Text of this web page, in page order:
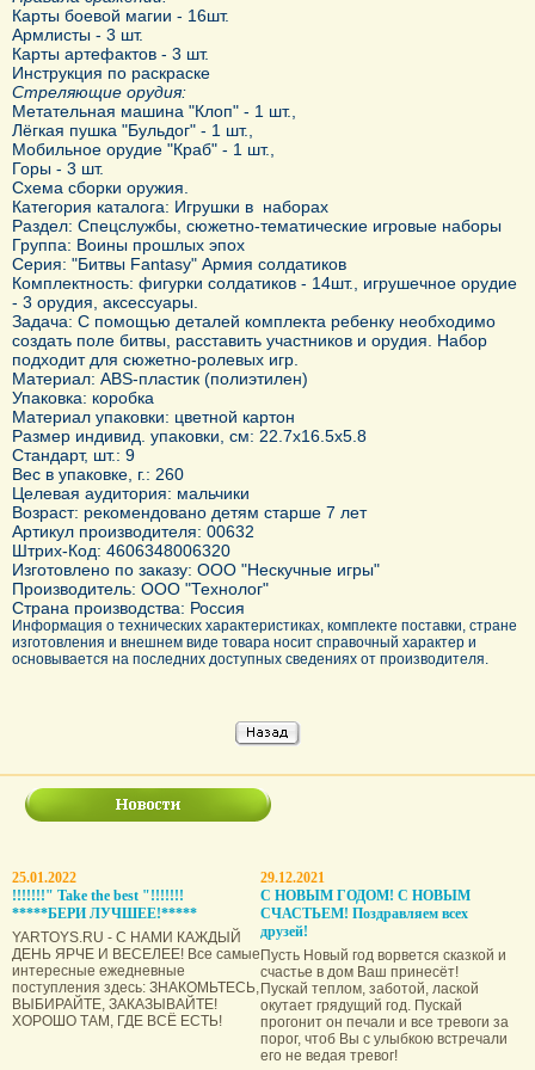
Карты боевой магии - 16шт.
Армлисты - 3 шт.
Карты артефактов - 3 шт.
Инструкция по раскраске
Стреляющие орудия:
Метательная машина "Клоп" - 1 шт.,
Лёгкая пушка "Бульдог" - 1 шт.,
Мобильное орудие "Краб" - 1 шт.,
Горы - 3 шт.
Схема сборки оружия.
Категория каталога: Игрушки в наборах
Раздел: Спецслужбы, сюжетно-тематические игровые наборы
Группа: Воины прошлых эпох
Серия: "Битвы Fantasy" Армия солдатиков
Комплектность: фигурки солдатиков - 14шт., игрушечное орудие
- 3 орудия, аксессуары.
Задача: С помощью деталей комплекта ребенку необходимо
создать поле битвы, расставить участников и орудия. Набор
подходит для сюжетно-ролевых игр.
Материал: ABS-пластик (полиэтилен)
Упаковка: коробка
Материал упаковки: цветной картон
Размер индивид. упаковки, см: 22.7x16.5x5.8
Стандарт, шт.: 9
Вес в упаковке, г.: 260
Целевая аудитория: мальчики
Возраст: рекомендовано детям старше 7 лет
Артикул производителя: 00632
Штрих-Код: 4606348006320
Изготовлено по заказу: ООО "Нескучные игры"
Производитель: ООО "Технолог"
Страна производства: Россия
Информация о технических характеристиках, комплекте поставки, стране
изготовления и внешнем виде товара носит справочный характер и
основывается на последних доступных сведениях от производителя.
25.01.2022
!!!!!!!" Take the best "!!!!!!!
*****БЕРИ ЛУЧШЕЕ!*****
YARTOYS.RU - С НАМИ КАЖДЫЙ
ДЕНЬ ЯРЧЕ И ВЕСЕЛЕЕ! Все самые
интересные ежедневные
поступления здесь: ЗНАКОМЬТЕСЬ,
ВЫБИРАЙТЕ, ЗАКАЗЫВАЙТЕ!
ХОРОШО ТАМ, ГДЕ ВСЁ ЕСТЬ!
29.12.2021
С НОВЫМ ГОДОМ! С НОВЫМ
СЧАСТЬЕМ! Поздравляем всех
друзей!
Пусть Новый год ворвется сказкой и
счастье в дом Ваш принесёт!
Пускай теплом, заботой, лаской
окутает грядущий год. Пускай
прогонит он печали и все тревоги за
порог, чтоб Вы с улыбкою встречали
его не ведая тревог!